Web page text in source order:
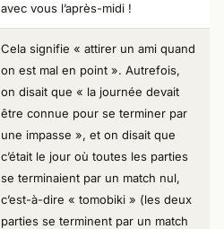
avec vous l’après-midi !
Cela signifie « attirer un ami quand
on est mal en point ». Autrefois,
on disait que « la journée devait
être connue pour se terminer par
une impasse », et on disait que
c’était le jour où toutes les parties
se terminaient par un match nul,
c’est-à-dire « tomobiki » (les deux
parties se terminent par un match